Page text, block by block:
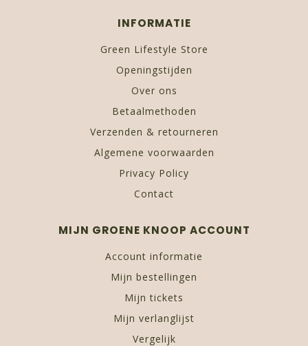
INFORMATIE
Green Lifestyle Store
Openingstijden
Over ons
Betaalmethoden
Verzenden & retourneren
Algemene voorwaarden
Privacy Policy
Contact
MIJN GROENE KNOOP ACCOUNT
Account informatie
Mijn bestellingen
Mijn tickets
Mijn verlanglijst
Vergelijk